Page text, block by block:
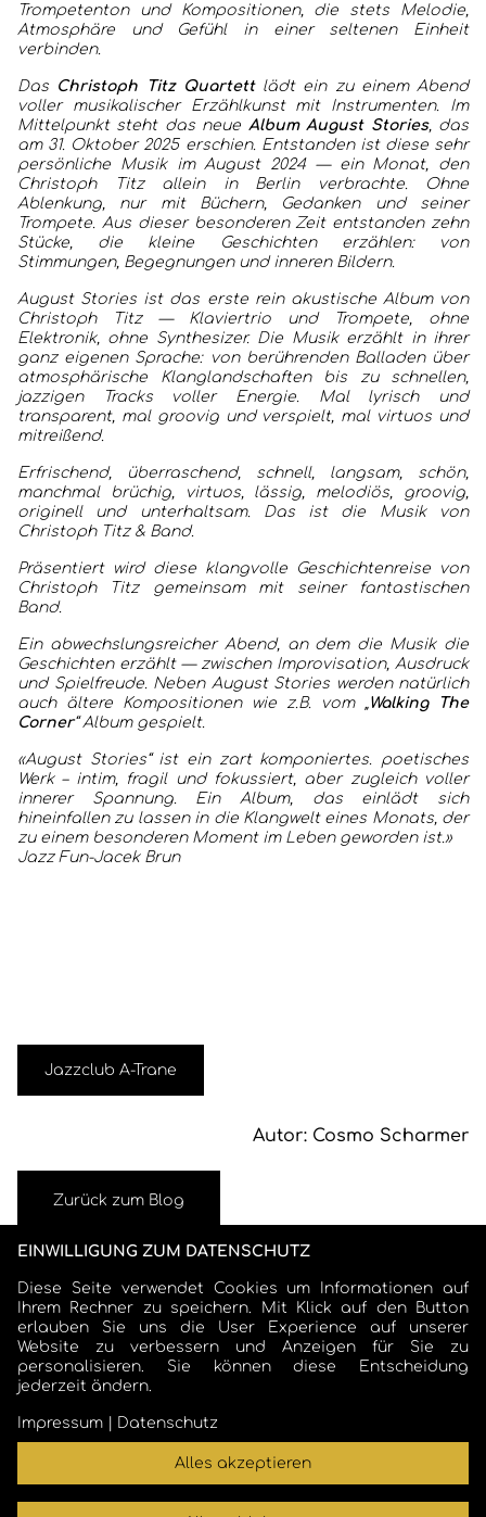
Trompetenton und Kompositionen, die stets Melodie,
Atmosphäre und Gefühl in einer seltenen Einheit
verbinden.
Das Christoph Titz Quartettlädt ein zu einem Abend
voller musikalischer Erzählkunst mit Instrumenten. Im
Mittelpunkt steht das neue Album August Stories, das
am 31. Oktober 2025 erschien. Entstanden ist diese sehr
persönliche Musik im August 2024 — ein Monat, den
Christoph Titz allein in Berlin verbrachte. Ohne
Ablenkung, nur mit Büchern, Gedanken und seiner
Trompete. Aus dieser besonderen Zeit entstanden zehn
Stücke, die kleine Geschichten erzählen: von
Stimmungen, Begegnungen und inneren Bildern.
August Stories ist das erste rein akustische Album von
Christoph Titz — Klaviertrio und Trompete, ohne
Elektronik, ohne Synthesizer. Die Musik erzählt in ihrer
ganz eigenen Sprache: von berührenden Balladen über
atmosphärische Klanglandschaften bis zu schnellen,
jazzigen Tracks voller Energie. Mal lyrisch und
transparent, mal groovig und verspielt, mal virtuos und
mitreißend.
Erfrischend, überraschend, schnell, langsam, schön,
manchmal brüchig, virtuos, lässig, melodiös, groovig,
originell und unterhaltsam. Das ist die Musik von
Christoph Titz & Band.
Präsentiert wird diese klangvolle Geschichtenreise von
Christoph Titz gemeinsam mit seiner fantastischen
Band.
Ein abwechslungsreicher Abend, an dem die Musik die
Geschichten erzählt — zwischen Improvisation, Ausdruck
und Spielfreude. Neben August Stories werden natürlich
auch ältere Kompositionen wie z.B. vom „Walking The
Corner“ Album gespielt.
«August Stories“ ist ein zart komponiertes. poetisches
Werk – intim, fragil und fokussiert, aber zugleich voller
innerer Spannung. Ein Album, das einlädt sich
hineinfallen zu lassen in die Klangwelt eines Monats, der
zu einem besonderen Moment im Leben geworden ist.»
Jazz Fun-Jacek Brun
Jazzclub A-Trane
Autor: Cosmo Scharmer
Zurück zum Blog
COSMO SCHARMER
cosmo.scharmer@t-online.de|Impressum|Datenschutz
EINWILLIGUNG ZUM DATENSCHUTZ
Diese Seite verwendet Cookies um Informationen auf
Ihrem Rechner zu speichern. Mit Klick auf den Button
erlauben Sie uns die User Experience auf unserer
Website zu verbessern und Anzeigen für Sie zu
personalisieren. Sie können diese Entscheidung
jederzeit ändern.
Impressum Datenschutz
Alles akzeptieren